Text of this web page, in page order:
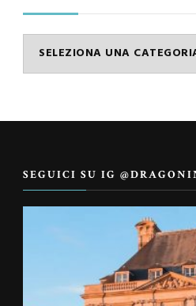
Categorie
SEGUICI SU IG